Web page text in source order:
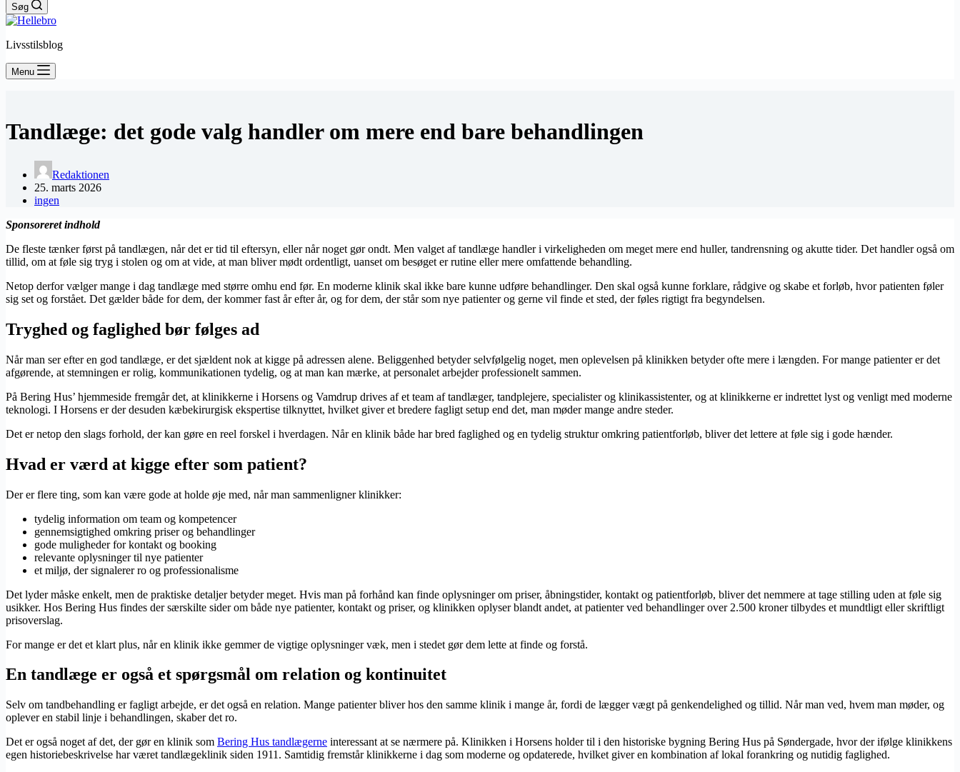
Søg
Livsstilsblog
Menu
Tandlæge: det gode valg handler om mere end bare behandlingen
Redaktionen
25. marts 2026
ingen
Sponsoreret indhold
De fleste tænker først på tandlægen, når det er tid til eftersyn, eller når noget gør ondt. Men valget af tandlæge handler i virkeligheden om meget mere end huller, tandrensning og akutte tider. Det handler også om
tillid, om at føle sig tryg i stolen og om at vide, at man bliver mødt ordentligt, uanset om besøget er rutine eller mere omfattende behandling.
Netop derfor vælger mange i dag tandlæge med større omhu end før. En moderne klinik skal ikke bare kunne udføre behandlinger. Den skal også kunne forklare, rådgive og skabe et forløb, hvor patienten føler
sig set og forstået. Det gælder både for dem, der kommer fast år efter år, og for dem, der står som nye patienter og gerne vil finde et sted, der føles rigtigt fra begyndelsen.
Tryghed og faglighed bør følges ad
Når man ser efter en god tandlæge, er det sjældent nok at kigge på adressen alene. Beliggenhed betyder selvfølgelig noget, men oplevelsen på klinikken betyder ofte mere i længden. For mange patienter er det
afgørende, at stemningen er rolig, kommunikationen tydelig, og at man kan mærke, at personalet arbejder professionelt sammen.
På Bering Hus’ hjemmeside fremgår det, at klinikkerne i Horsens og Vamdrup drives af et team af tandlæger, tandplejere, specialister og klinikassistenter, og at klinikkerne er indrettet lyst og venligt med moderne
teknologi. I Horsens er der desuden kæbekirurgisk ekspertise tilknyttet, hvilket giver et bredere fagligt setup end det, man møder mange andre steder.
Det er netop den slags forhold, der kan gøre en reel forskel i hverdagen. Når en klinik både har bred faglighed og en tydelig struktur omkring patientforløb, bliver det lettere at føle sig i gode hænder.
Hvad er værd at kigge efter som patient?
Der er flere ting, som kan være gode at holde øje med, når man sammenligner klinikker:
tydelig information om team og kompetencer
gennemsigtighed omkring priser og behandlinger
gode muligheder for kontakt og booking
relevante oplysninger til nye patienter
et miljø, der signalerer ro og professionalisme
Det lyder måske enkelt, men de praktiske detaljer betyder meget. Hvis man på forhånd kan finde oplysninger om priser, åbningstider, kontakt og patientforløb, bliver det nemmere at tage stilling uden at føle sig
usikker. Hos Bering Hus findes der særskilte sider om både nye patienter, kontakt og priser, og klinikken oplyser blandt andet, at patienter ved behandlinger over 2.500 kroner tilbydes et mundtligt eller skriftligt
prisoverslag.
For mange er det et klart plus, når en klinik ikke gemmer de vigtige oplysninger væk, men i stedet gør dem lette at finde og forstå.
En tandlæge er også et spørgsmål om relation og kontinuitet
Selv om tandbehandling er fagligt arbejde, er det også en relation. Mange patienter bliver hos den samme klinik i mange år, fordi de lægger vægt på genkendelighed og tillid. Når man ved, hvem man møder, og
oplever en stabil linje i behandlingen, skaber det ro.
Det er også noget af det, der gør en klinik som Bering Hus tandlægerne interessant at se nærmere på. Klinikken i Horsens holder til i den historiske bygning Bering Hus på Søndergade, hvor der ifølge klinikkens
egen historiebeskrivelse har været tandlægeklinik siden 1911. Samtidig fremstår klinikkerne i dag som moderne og opdaterede, hvilket giver en kombination af lokal forankring og nutidig faglighed.